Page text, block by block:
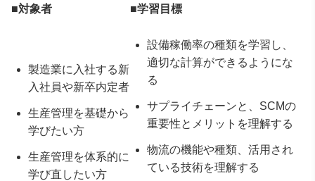
■対象者
製造業に入社する新
入社員や新卒内定者
生産管理を基礎から
学びたい方
生産管理を体系的に
学び直したい方
■学習目標
設備稼働率の種類を学習し、
適切な計算ができるようにな
る
サプライチェーンと、SCMの
重要性とメリットを理解する
物流の機能や種類、活用され
ている技術を理解する